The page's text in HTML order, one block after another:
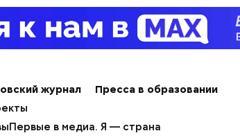
журнал
Пресса в образовании
Первые в медиа. Я — страна
2023 года на Мутаева уже
неизвестный несколько раз